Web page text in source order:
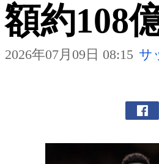
額約108
2026年07月09日 08:15 サ